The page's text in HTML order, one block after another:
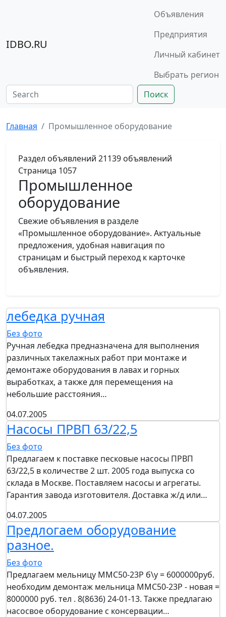
IDBO.RU
Объявления
Предприятия
Личный кабинет
Выбрать регион
Поиск
Главная Промышленное оборудование
Раздел объявлений 21139 объявлений
Страница 1057
Промышленное
оборудование
Свежие объявления в разделе
«Промышленное оборудование». Актуальные
предложения, удобная навигация по
страницам и быстрый переход к карточке
объявления.
лебедка ручная
Без фото
Ручная лебедка предназначена для выполнения
различных такелажных работ при монтаже и
демонтаже оборудования в лавах и горных
выработках, а также для перемещения на
небольшие расстояния…
04.07.2005
Насосы ПРВП 63/22,5
Без фото
Предлагаем к поставке песковые насосы ПРВП
63/22,5 в количестве 2 шт. 2005 года выпуска со
склада в Москве. Поставляем насосы и агрегаты.
Гарантия завода изготовителя. Доставка ж/д или…
04.07.2005
Предлогаем оборудование
разное.
Без фото
Предлагаем мельницу ММС50-23Р б\у = 6000000руб.
необходим демонтаж мельница ММС50-23Р - новая =
8000000 руб. тел . 8(8636) 24-01-13. Также предлагаю
насосвое оборудование с консервации…